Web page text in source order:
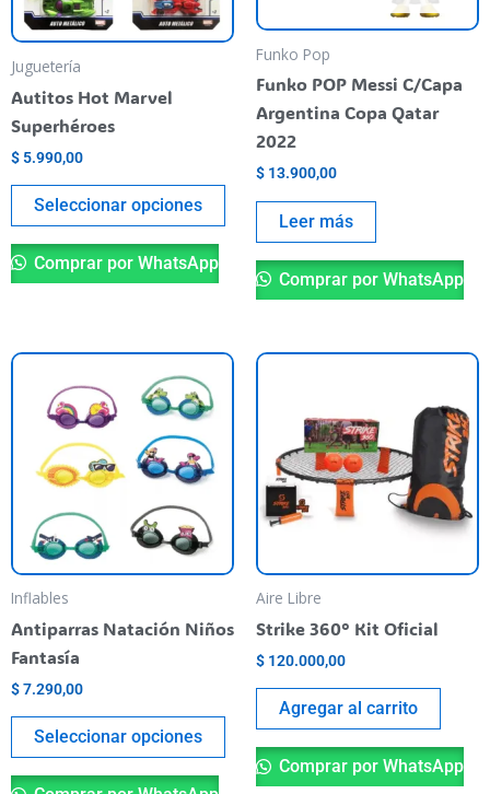
Juguetería
Autitos Hot Marvel
Superhéroes
$ 5.990,00
Seleccionar opciones
pueden
elegir
página
del
producto
Comprar por WhatsApp
Funko Pop
Funko POP Messi C/Capa
Argentina Copa Qatar
2022
$ 13.900,00
Leer más
Comprar por WhatsApp
Inflables
Antiparras Natación Niños
Fantasía
$7.290,00
Seleccionar opciones
Este
variantes.
opciones
se
pueden
elegir
página
producto
Aire Libre
Strike 360° Kit Oficial
$ 120.000,00
Agregar al carrito
Comprar por WhatsApp